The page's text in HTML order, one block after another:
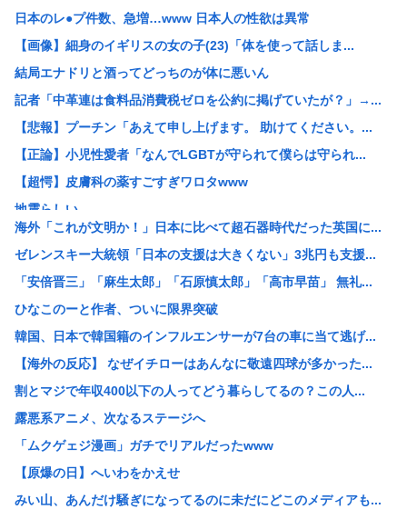
日本のレ●プ件数、急増…www 日本人の性欲は異常
【画像】細身のイギリスの女の子(23)「体を使って話しま...
結局エナドリと酒ってどっちのが体に悪いん
記者「中革連は食料品消費税ゼロを公約に掲げていたが？」→...
【悲報】プーチン「あえて申し上げます。 助けてください。...
【正論】小児性愛者「なんでLGBTが守られて僕らは守られ...
【超愕】皮膚科の薬すごすぎワロタwww
地震らしい
【画像】松本人志さん、大勢の若いファンに囲まれてご満悦
【画像】田舎のオフィスレディのTikTok、えっちすぎる
韓国人「日本で新発売Galaxy Z Foldが売り切れ...
【画像】辻希空ちゃん、顔だけで普通に使える
地球に落下する人工衛星のアルミニウムが大気に及ぼす影響を...
【朗報】みいちゃんと山田さん、大物漫画家たちから絶賛され...
【画像】ワイがBBA先輩から送られてきたライン、見るに耐...
【予算100万】 市長「特定外来生物クビアカは気持ち悪い...
日本の伝統文化『花火大会』、この5年で4分の1が消滅して...
職場の貸本の習慣が、本を大事にしないおばさんのせいで無く...
グラボ、国内価格4割値上げかwww
海外「これが文明か！」日本に比べて超石器時代だった英国に...
ゼレンスキー大統領「日本の支援は大きくない」3兆円も支援...
「安倍晋三」「麻生太郎」「石原慎太郎」「高市早苗」 無礼...
ひなこのーと作者、ついに限界突破
韓国、日本で韓国籍のインフルエンサーが7台の車に当て逃げ...
【海外の反応】 なぜイチローはあんなに敬遠四球が多かった...
割とマジで年収400以下の人ってどう暮らしてるの？この人...
露悪系アニメ、次なるステージへ
「ムクゲェジ漫画」ガチでリアルだったwww
【原爆の日】へいわをかえせ
みい山、あんだけ騒ぎになってるのに未だにどこのメディアも...